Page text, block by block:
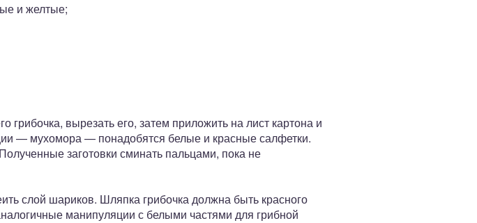
и желтые;
вырезать его, затем приложить на лист картона и
— мухомора — понадобятся белые и красные салфетки.
заготовки сминать пальцами, пока не
слой шариков. Шляпка грибочка должна быть красного
манипуляции с белыми частями для грибной